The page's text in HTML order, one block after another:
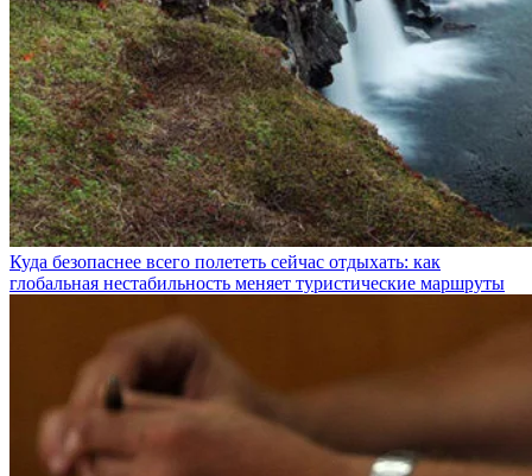
Куда безопаснее всего полететь сейчас отдыхать: как
глобальная нестабильность меняет туристические маршруты